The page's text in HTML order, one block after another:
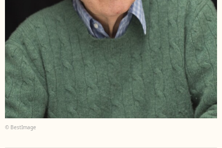
© BestImage